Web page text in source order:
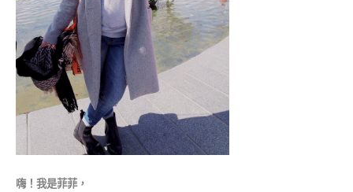
嗨！我是菲菲，